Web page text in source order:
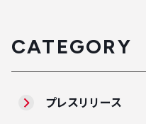
CATEGORY
プレスリリース